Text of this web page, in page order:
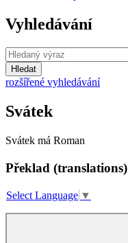
Vyhledávání
Hledat
rozšířené vyhledávání
Svátek
Svátek má Roman
Překlad (translations)
Select Language ▼